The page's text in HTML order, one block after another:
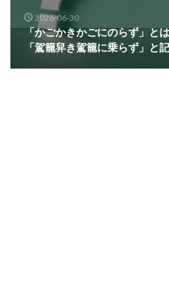
2026-06-30
「かごかきかごにのらず」と
「駕籠舁き駕籠に乗らず」と